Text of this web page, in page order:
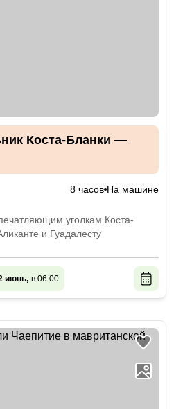
Коста-Бланки —
8 часов На машине
уголкам Коста-
и Гуадалесту
июнь, в 06:00